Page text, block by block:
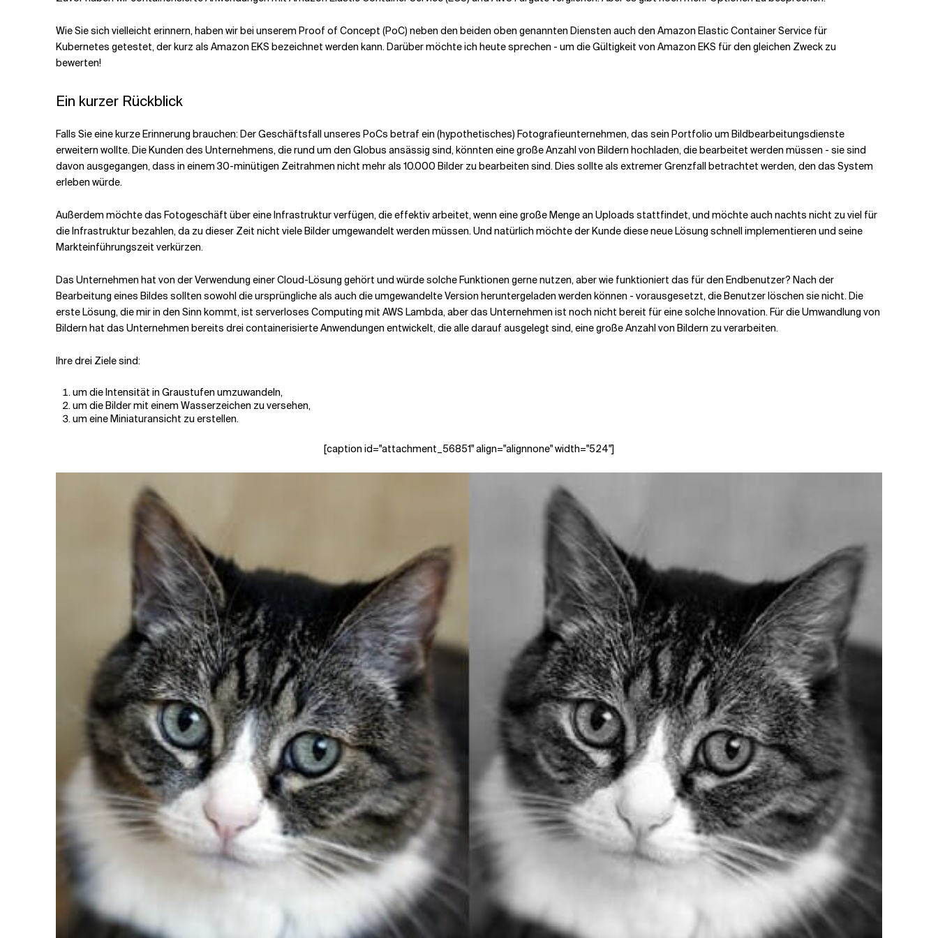
Verwandte Themen
Wie Sie sich vielleicht erinnern, haben wir bei unserem Proof of Concept (PoC) neben den beiden oben genannten Diensten auch den Amazon Elastic Container Service für
Kubernetes getestet, der kurz als Amazon EKS bezeichnet werden kann. Darüber möchte ich heute sprechen - um die Gültigkeit von Amazon EKS für den gleichen Zweck zu
bewerten!
Ein kurzer Rückblick
Falls Sie eine kurze Erinnerung brauchen: Der Geschäftsfall unseres PoCs betraf ein (hypothetisches) Fotografieunternehmen, das sein Portfolio um Bildbearbeitungsdienste
erweitern wollte. Die Kunden des Unternehmens, die rund um den Globus ansässig sind, könnten eine große Anzahl von Bildern hochladen, die bearbeitet werden müssen - sie sind
davon ausgegangen, dass in einem 30-minütigen Zeitrahmen nicht mehr als 10.000 Bilder zu bearbeiten sind. Dies sollte als extremer Grenzfall betrachtet werden, den das System
erleben würde.
Außerdem möchte das Fotogeschäft über eine Infrastruktur verfügen, die effektiv arbeitet, wenn eine große Menge an Uploads stattfindet, und möchte auch nachts nicht zu viel für
die Infrastruktur bezahlen, da zu dieser Zeit nicht viele Bilder umgewandelt werden müssen. Und natürlich möchte der Kunde diese neue Lösung schnell implementieren und seine
Markteinführungszeit verkürzen.
Das Unternehmen hat von der Verwendung einer Cloud-Lösung gehört und würde solche Funktionen gerne nutzen, aber wie funktioniert das für den Endbenutzer? Nach der
Bearbeitung eines Bildes sollten sowohl die ursprüngliche als auch die umgewandelte Version heruntergeladen werden können - vorausgesetzt, die Benutzer löschen sie nicht. Die
erste Lösung, die mir in den Sinn kommt, ist serverloses Computing mit AWS Lambda, aber das Unternehmen ist noch nicht bereit für eine solche Innovation. Für die Umwandlung von
Bildern hat das Unternehmen bereits drei containerisierte Anwendungen entwickelt, die alle darauf ausgelegt sind, eine große Anzahl von Bildern zu verarbeiten.
Ihre drei Ziele sind:
um die Intensität in Graustufen umzuwandeln,
um die Bilder mit einem Wasserzeichen zu versehen,
um eine Miniaturansicht zu erstellen.
[caption id="attachment_56851" align="alignnone" width="524"]